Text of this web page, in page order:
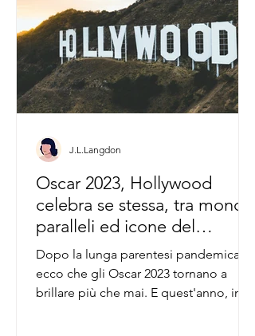
Oscar 2023, Hollywood
celebra se stessa, tra mondi
paralleli ed icone del
passato.
Dopo la lunga parentesi pandemica,
ecco che gli Oscar 2023 tornano a
brillare più che mai. E quest'anno, in
J.L.Langdon